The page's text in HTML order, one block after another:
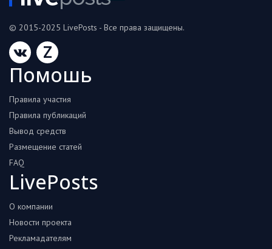
© 2015-2025 LivePosts - Все права защищены.
Z
Помошь
Правила участия
Правила публикаций
Вывод средств
Размещение статей
FAQ
LivePosts
О компании
Новости проекта
Рекламадателям